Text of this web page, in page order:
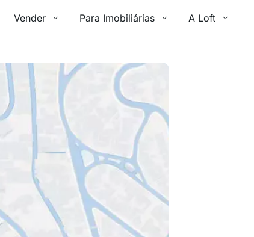
Vender Para Imobiliárias A Loft